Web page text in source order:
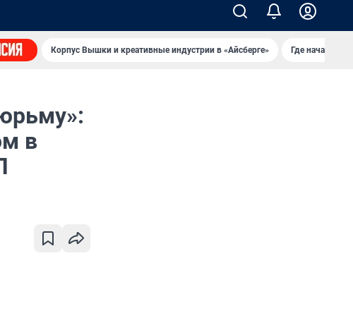
Корпус Вышки и креативные индустрии в «Айсберге» Где начать
в